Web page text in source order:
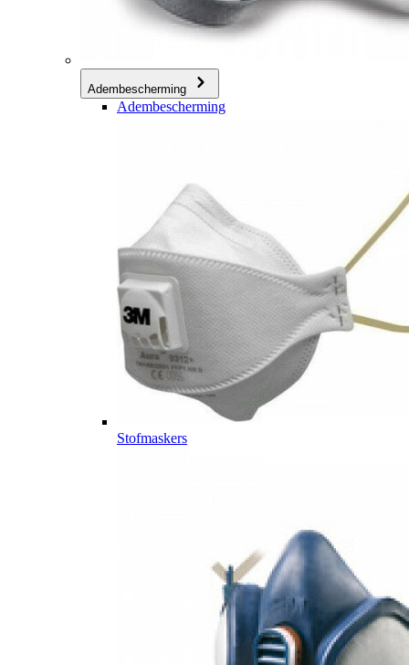
Adembescherming
Adembescherming
Stofmaskers